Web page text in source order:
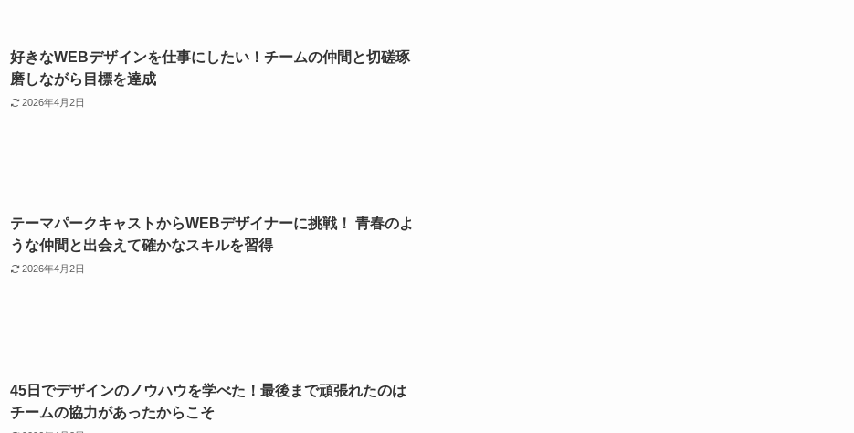
好きなWEBデザインを仕事にしたい！チームの仲間と切磋琢
磨しながら目標を達成
2026年4月2日
テーマパークキャストからWEBデザイナーに挑戦！ 青春のよ
うな仲間と出会えて確かなスキルを習得
2026年4月2日
45日でデザインのノウハウを学べた！最後まで頑張れたのは
チームの協力があったからこそ